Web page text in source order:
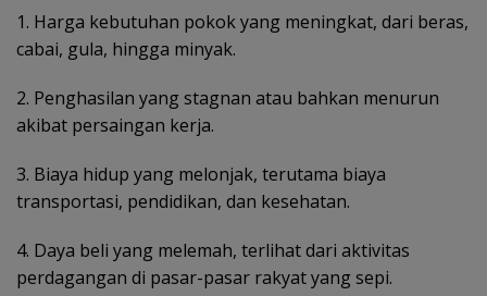
1. Harga kebutuhan pokok yang meningkat, dari beras,
cabai, gula, hingga minyak.
2. Penghasilan yang stagnan atau bahkan menurun
akibat persaingan kerja.
3. Biaya hidup yang melonjak, terutama biaya
transportasi, pendidikan, dan kesehatan.
4. Daya beli yang melemah, terlihat dari aktivitas
perdagangan di pasar-pasar rakyat yang sepi.